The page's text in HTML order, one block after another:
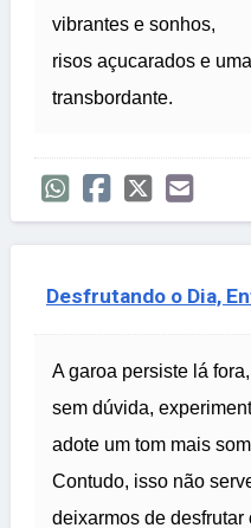
vibrantes e sonhos,
risos açucarados e
transbordante.
Desfrutando o Dia,
A garoa persiste lá
sem dúvida,
adote um tom mais
Contudo, isso não
deixarmos de